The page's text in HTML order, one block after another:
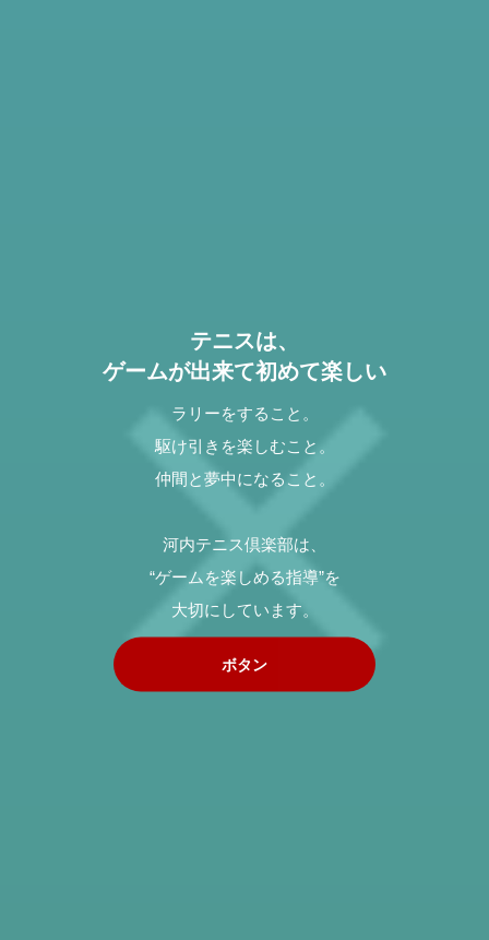
テニスは、
ゲームが出来て初めて楽しい
ラリーをすること。
駆け引きを楽しむこと。
仲間と夢中になること。
河内テニス倶楽部は、
“ゲームを楽しめる指導”を
大切にしています。
ボタン